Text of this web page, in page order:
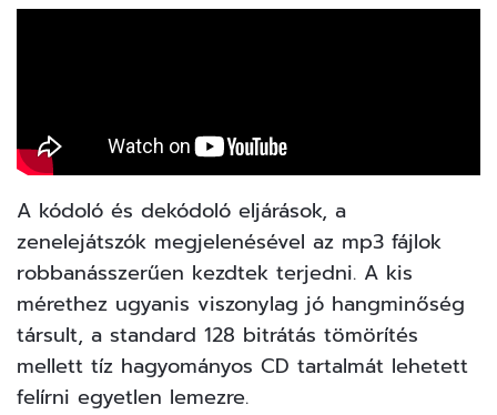
A kódoló és dekódoló eljárások, a
zenelejátszók megjelenésével az mp3 fájlok
robbanásszerűen kezdtek terjedni. A kis
mérethez ugyanis viszonylag jó hangminőség
társult, a standard 128 bitrátás tömörítés
mellett tíz hagyományos CD tartalmát lehetett
felírni egyetlen lemezre.